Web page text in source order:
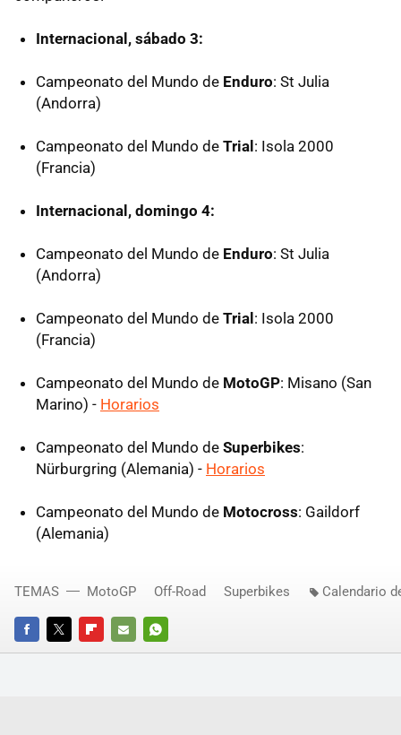
Internacional, sábado 3:
Campeonato del Mundo de Enduro: St Julia
(Andorra)
Campeonato del Mundo de Trial: Isola 2000
(Francia)
Internacional, domingo 4:
Campeonato del Mundo de Enduro: St Julia
(Andorra)
Campeonato del Mundo de Trial: Isola 2000
(Francia)
Campeonato del Mundo de MotoGP: Misano (San
Marino) - Horarios
Campeonato del Mundo de Superbikes:
Nürburgring (Alemania) - Horarios
Campeonato del Mundo de Motocross: Gaildorf
(Alemania)
FACEBOOKTWITTERFLIPBOARD
E-
WHATSAPP
TEMAS MotoGP Off-Road Superbikes Calendario